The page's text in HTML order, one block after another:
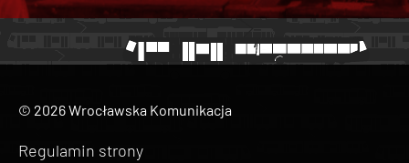
© 2026 Wrocławska Komunikacja
Regulamin strony